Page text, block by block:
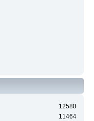
12580
11464